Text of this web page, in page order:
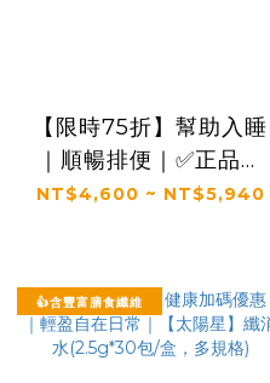
【限時75折】幫助入睡
｜順暢排便｜✅正品保
證｜【太陽星】全效克
NT$4,600 ~ NT$5,940
👍含豐富膳食纖維